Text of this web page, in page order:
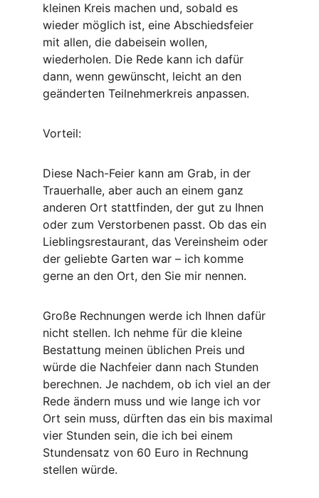
kleinen Kreis machen und, sobald es
wieder möglich ist, eine Abschiedsfeier
mit allen, die dabeisein wollen,
wiederholen. Die Rede kann ich dafür
dann, wenn gewünscht, leicht an den
geänderten Teilnehmerkreis anpassen.
Vorteil:
Diese Nach-Feier kann am Grab, in der
Trauerhalle, aber auch an einem ganz
anderen Ort stattfinden, der gut zu Ihnen
oder zum Verstorbenen passt. Ob das ein
Lieblingsrestaurant, das Vereinsheim oder
der geliebte Garten war – ich komme
gerne an den Ort, den Sie mir nennen.
Große Rechnungen werde ich Ihnen dafür
nicht stellen. Ich nehme für die kleine
Bestattung meinen üblichen Preis und
würde die Nachfeier dann nach Stunden
berechnen. Je nachdem, ob ich viel an der
Rede ändern muss und wie lange ich vor
Ort sein muss, dürften das ein bis maximal
vier Stunden sein, die ich bei einem
Stundensatz von 60 Euro in Rechnung
stellen würde.